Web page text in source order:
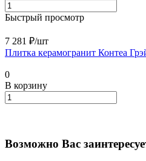
Быстрый просмотр
7 281 ₽/шт
Плитка керамогранит Контеа
0
В корзину
Возможно Вас